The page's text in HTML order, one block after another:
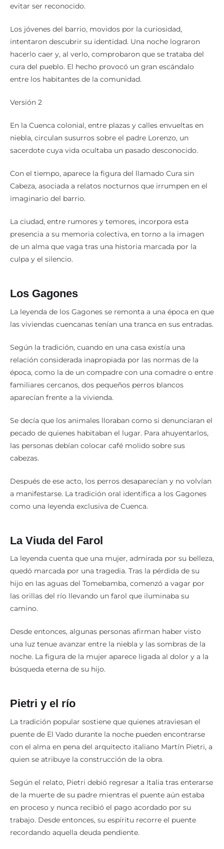
evitar ser reconocido.
Los jóvenes del barrio, movidos por la curiosidad,
intentaron descubrir su identidad. Una noche lograron
hacerlo caer y, al verlo, comprobaron que se trataba del
cura del pueblo. El hecho provocó un gran escándalo
entre los habitantes de la comunidad.
Versión 2
En la Cuenca colonial, entre plazas y calles envueltas en
niebla, circulan susurros sobre el padre Lorenzo, un
sacerdote cuya vida ocultaba un pasado desconocido.
Con el tiempo, aparece la figura del llamado Cura sin
Cabeza, asociada a relatos nocturnos que irrumpen en el
imaginario del barrio.
La ciudad, entre rumores y temores, incorpora esta
presencia a su memoria colectiva, en torno a la imagen
de un alma que vaga tras una historia marcada por la
culpa y el silencio.
Los Gagones
La leyenda de los Gagones se remonta a una época en que
las viviendas cuencanas tenían una tranca en sus entradas.
Según la tradición, cuando en una casa existía una
relación considerada inapropiada por las normas de la
época, como la de un compadre con una comadre o entre
familiares cercanos, dos pequeños perros blancos
aparecían frente a la vivienda.
Se decía que los animales lloraban como si denunciaran el
pecado de quienes habitaban el lugar. Para ahuyentarlos,
las personas debían colocar café molido sobre sus
cabezas.
Después de ese acto, los perros desaparecían y no volvían
a manifestarse. La tradición oral identifica a los Gagones
como una leyenda exclusiva de Cuenca.
La Viuda del Farol
La leyenda cuenta que una mujer, admirada por su belleza,
quedó marcada por una tragedia. Tras la pérdida de su
hijo en las aguas del Tomebamba, comenzó a vagar por
las orillas del río llevando un farol que iluminaba su
camino.
Desde entonces, algunas personas afirman haber visto
una luz tenue avanzar entre la niebla y las sombras de la
noche. La figura de la mujer aparece ligada al dolor y a la
búsqueda eterna de su hijo.
Pietri y el río
La tradición popular sostiene que quienes atraviesan el
puente de El Vado durante la noche pueden encontrarse
con el alma en pena del arquitecto italiano Martín Pietri, a
quien se atribuye la construcción de la obra.
Según el relato, Pietri debió regresar a Italia tras enterarse
de la muerte de su padre mientras el puente aún estaba
en proceso y nunca recibió el pago acordado por su
trabajo. Desde entonces, su espíritu recorre el puente
recordando aquella deuda pendiente.